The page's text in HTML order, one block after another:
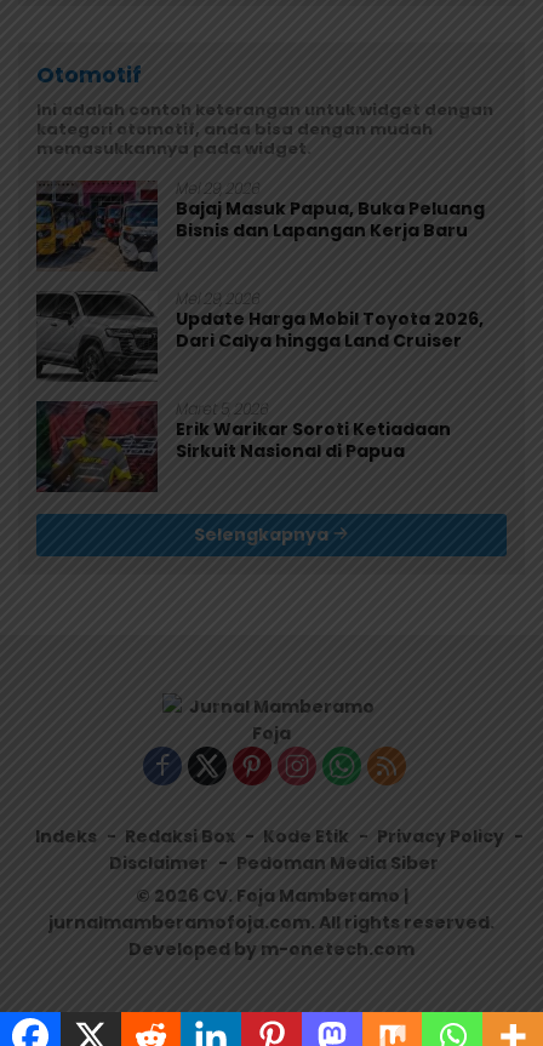
Otomotif
Ini adalah contoh keterangan untuk widget dengan
kategori otomotif, anda bisa dengan mudah
memasukkannya pada widget.
Mei 29, 2026
Bajaj Masuk Papua, Buka Peluang
Bisnis dan Lapangan Kerja Baru
Mei 29, 2026
Update Harga Mobil Toyota 2026,
Dari Calya hingga Land Cruiser
Maret 5, 2026
Erik Warikar Soroti Ketiadaan
Sirkuit Nasional di Papua
Selengkapnya
Indeks Redaksi Box Kode Etik
Privacy Policy
Disclaimer
Pedoman Media Siber
© 2026 CV. Foja Mamberamo |
jurnalmamberamofoja.com. All rights reserved.
Developed by m-onetech.com